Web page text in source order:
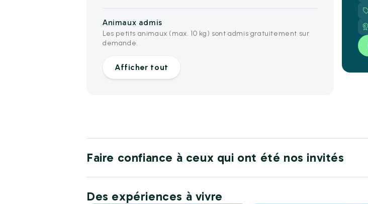
Animaux admis
Les petits animaux (max. 10 kg) sont admis gratuitement sur
demande.
Afficher tout
Faire confiance à ceux qui ont été nos invités
Des expériences à vivre